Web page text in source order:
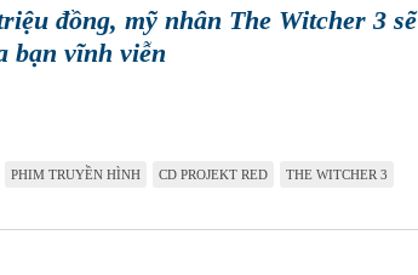
đồng, mỹ nhân The Witcher 3 sẽ
bạn vĩnh viễn
PHIM TRUYỀN HÌNH CD PROJEKT RED THE WITCHER 3